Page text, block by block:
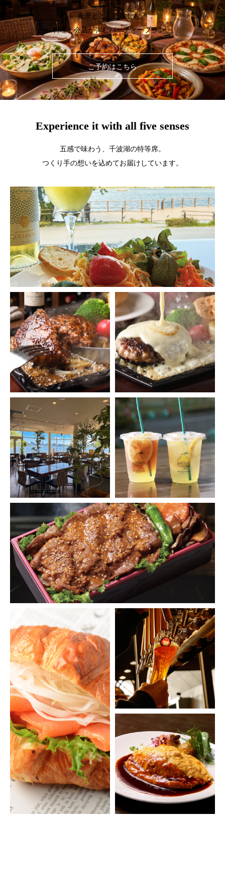
夜景とともに愉しむ、
料理と会話が弾むパーティープラン。
ご予約はこちら
Experience it with all five senses
五感で味わう、千波湖の特等席。
つくり手の想いを込めてお届けしています。